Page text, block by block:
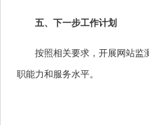
五、下一步工作计划
按照相关要求，开展网站监
职能力和服务水平。